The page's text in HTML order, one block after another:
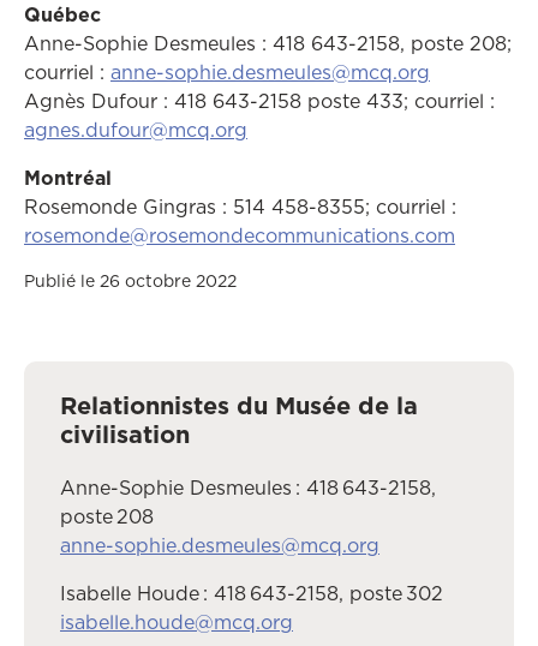
Québec
Anne-Sophie Desmeules : 418 643-2158, poste 208;
courriel : anne-sophie.desmeules@mcq.org
Agnès Dufour : 418 643-2158 poste 433; courriel :
agnes.dufour@mcq.org
Montréal
Rosemonde Gingras : 514 458-8355; courriel :
rosemonde@rosemondecommunications.com
Publié le 26 octobre 2022
Relationnistes du Musée de la
civilisation
Anne-Sophie Desmeules : 418 643-2158,
poste 208
anne-sophie.desmeules@mcq.org
Isabelle Houde : 418 643-2158, poste 302
isabelle.houde@mcq.org